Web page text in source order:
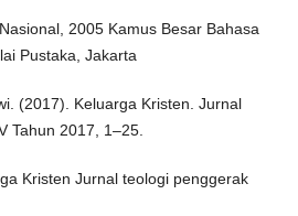
2005 Kamus Besar Bahasa
Pustaka, Jakarta
(2017). Keluarga Kristen. Jurnal
Tahun 2017, 1–25.
Kristen Jurnal teologi penggerak